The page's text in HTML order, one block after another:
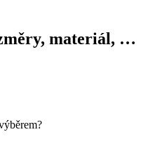
materiál, …